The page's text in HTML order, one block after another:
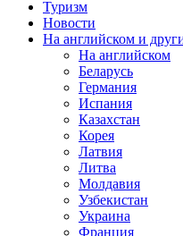
Туризм
Новости
На английском и
На английском
Беларусь
Германия
Испания
Казахстан
Корея
Латвия
Литва
Молдавия
Узбекистан
Украина
Франция